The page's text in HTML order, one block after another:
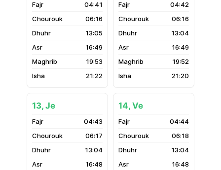
04:41
06:16
13:05
16:49
19:53
21:22
04:42
06:16
13:04
16:49
19:52
21:20
13, Je
04:43
06:17
13:04
16:48
14, Ve
04:44
06:18
13:04
16:48